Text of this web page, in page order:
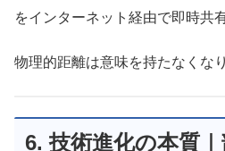
をインターネット経由で即時共有
物理的距離は意味を持たなくな
6. 技術進化の本質